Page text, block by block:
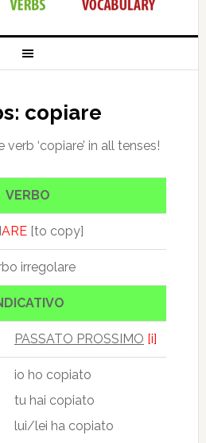
copiare
‘copiare’ in all tenses!
VERBO
ARE [to copy]
irregolare
PASSATO PROSSIMO [i]
io ho copiato
tu hai copiato
lui/lei ha copiato